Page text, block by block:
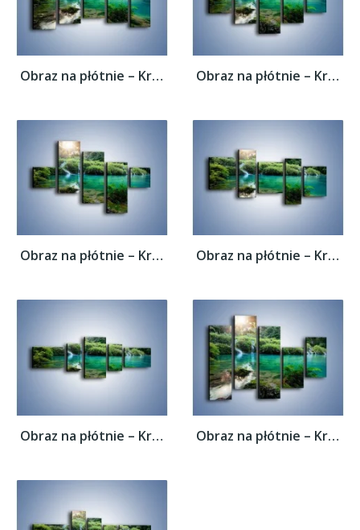
Obraz na płótnie – Kryształowo czysta woda... Obraz na płótnie – Kryształowo czysta woda...
Obraz na płótnie – Kryształowo czysta woda... Obraz na płótnie – Kryształowo czysta woda...
Obraz na płótnie – Kryształowo czysta woda... Obraz na płótnie – Kryształowo czysta woda...